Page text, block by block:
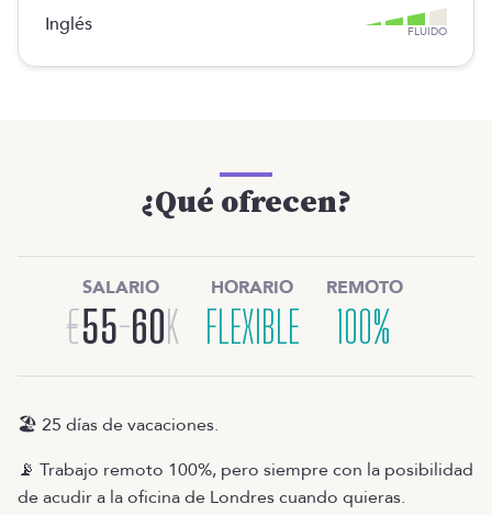
Inglés FLUIDO
¿Qué ofrecen?
SALARIO
€55-60K
HORARIO
FLEXIBLE
REMOTO
100%
🏖️ 25 días de vacaciones.
📡 Trabajo remoto 100%, pero siempre con la posibilidad
de acudir a la oficina de Londres cuando quieras.